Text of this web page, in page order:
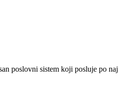
poslovni sistem koji posluje po